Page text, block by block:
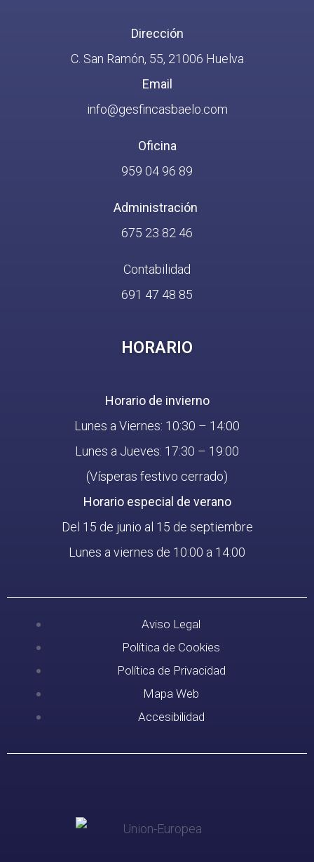
Dirección
C. San Ramón, 55, 21006 Huelva
Email
info@gesfincasbaelo.com
Oficina
959 04 96 89
Administración
675 23 82 46
Contabilidad
691 47 48 85
HORARIO
Horario de invierno
Lunes a Viernes: 10:30 – 14:00
Lunes a Jueves: 17:30 – 19:00
(Vísperas festivo cerrado)
Horario especial de verano
Del 15 de junio al 15 de septiembre
Lunes a viernes de 10:00 a 14:00
Aviso Legal
Política de Cookies
Política de Privacidad
Mapa Web
Accesibilidad